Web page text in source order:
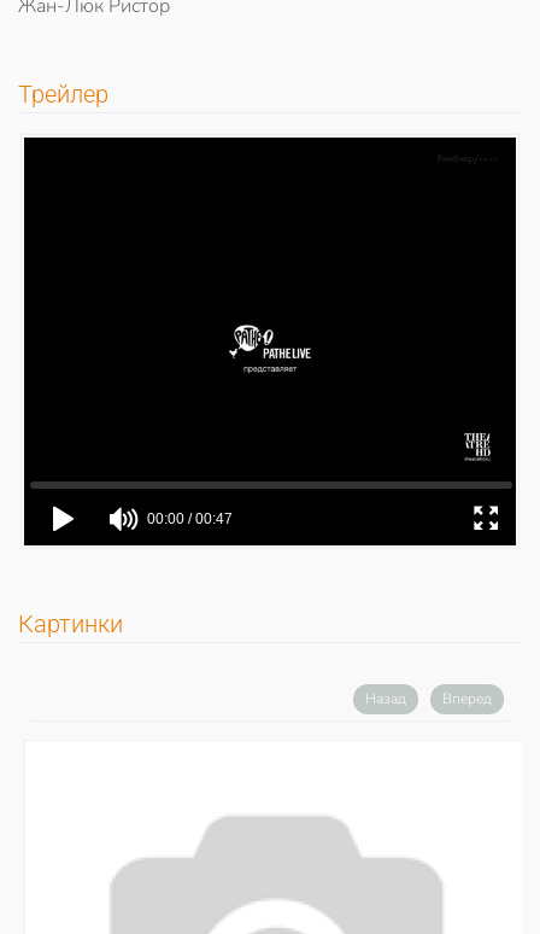
Жан-Люк Ристор
Трейлер
Картинки
Назад Вперед